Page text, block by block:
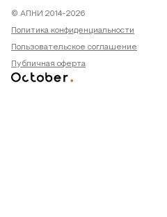
© АПНИ 2014-2026
Политика конфиденциальности
Пользовательское соглашение
Публичная оферта